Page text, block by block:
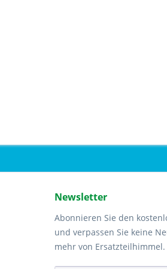
Newsletter
Abonnieren Sie den
und verpassen Sie keine
mehr von Ersatzteilhimmel.